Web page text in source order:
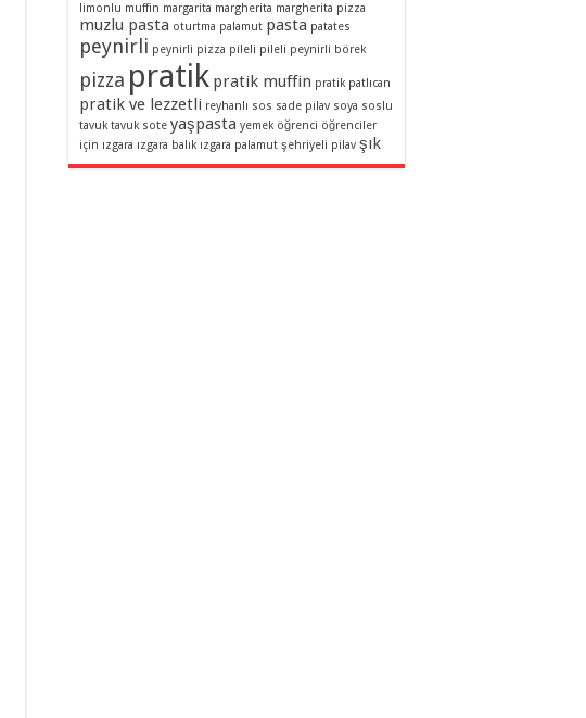
limonlu muffin margarita margherita margherita pizza
muzlu pasta oturtma palamut pasta patates
peynirli peynirli pizza pileli pileli peynirli börek
pizza pratik pratik muffin pratik patlıcan
pratik ve lezzetli reyhanlı sos sade pilav soya soslu
tavuk tavuk sote yaşpasta yemek öğrenci öğrenciler
için ızgara ızgara balık ızgara palamut şehriyeli pilav şık